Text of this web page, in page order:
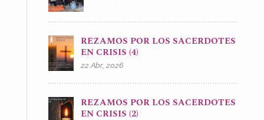
REZAMOS POR LOS SACERDOTES
EN CRISIS (4)
22 Abr, 2026
REZAMOS POR LOS SACERDOTES
EN CRISIS (2)